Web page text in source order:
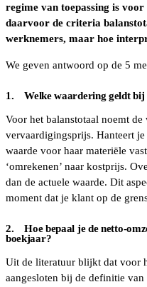
regime van toepassing is
daarvoor de criteria
werknemers, maar hoe
We geven antwoord op de 5
1. Welke waardering geldt bij
Voor het balanstotaal noemt
vervaardigingsprijs. Hanteert
waarde voor haar materiële
‘omrekenen’ naar kostprijs.
dan de actuele waarde. Dit
moment dat je klant op de
2. Hoe bepaal je de netto-
boekjaar?
Uit de literatuur blijkt dat voor
aangesloten bij de definitie